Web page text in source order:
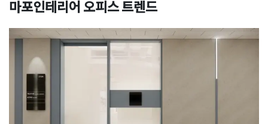
마포인테리어 오피스 트렌드